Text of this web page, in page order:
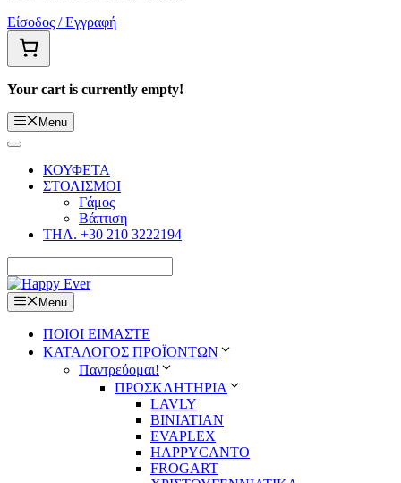
Είσοδος / Εγγραφή
Your cart is currently empty!
Menu
ΚΟΥΦΕΤΑ
ΣΤΟΛΙΣΜΟΙ
Γάμος
Βάπτιση
ΤΗΛ. +30 210 3222194
Menu
ΠΟΙΟΙ ΕΙΜΑΣΤΕ
ΚΑΤΑΛΟΓΟΣ ΠΡΟΪΟΝΤΩΝ
Παντρεύομαι!
ΠΡΟΣΚΛΗΤΗΡΙΑ
LAVLY
BINIATIAN
EVAPLEX
HAPPYCANTO
FROGART